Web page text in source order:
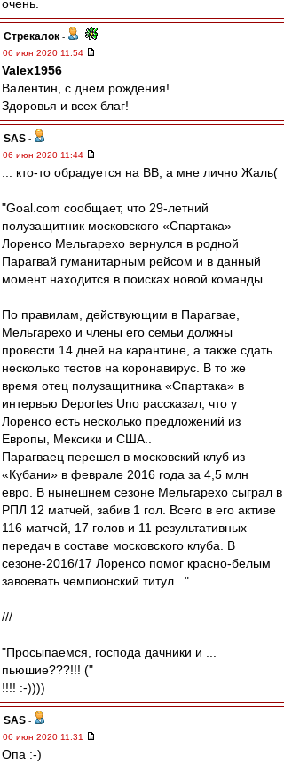
очень.
Стрекалок -
06 июн 2020 11:54
Valex1956
Валентин, с днем рождения!
Здоровья и всех благ!
SAS -
06 июн 2020 11:44
... кто-то обрадуется на ВВ, а мне лично Жаль(
"Goal.com сообщает, что 29-летний
полузащитник московского «Спартака»
Лоренсо Мельгарехо вернулся в родной
Парагвай гуманитарным рейсом и в данный
момент находится в поисках новой команды.
По правилам, действующим в Парагвае,
Мельгарехо и члены его семьи должны
провести 14 дней на карантине, а также сдать
несколько тестов на коронавирус. В то же
время отец полузащитника «Спартака» в
интервью Deportes Uno рассказал, что у
Лоренсо есть несколько предложений из
Европы, Мексики и США..
Парагваец перешел в московский клуб из
«Кубани» в феврале 2016 года за 4,5 млн
евро. В нынешнем сезоне Мельгарехо сыграл в
РПЛ 12 матчей, забив 1 гол. Всего в его активе
116 матчей, 17 голов и 11 результативных
передач в составе московского клуба. В
сезоне-2016/17 Лоренсо помог красно-белым
завоевать чемпионский титул..."
///
"Просыпаемся, господа дачники и ...
пьюшие???!!! ("
!!!! :-))))
SAS -
06 июн 2020 11:31
Опа :-)